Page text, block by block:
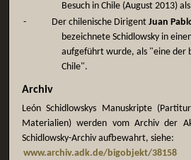
Besuch in Chile (August 2013)
-
Der chilenische Dirigent Juan
bezeichnete Schidlowsky in
aufgeführt wurde, als "eine der
Chile".
Archiv
León Schidlowskys Manuskripte
Materialien) werden vom Archiv der
Schidlowsky-Archiv aufbewahrt, siehe:
www.archiv.adk.de/bigobjekt/38158